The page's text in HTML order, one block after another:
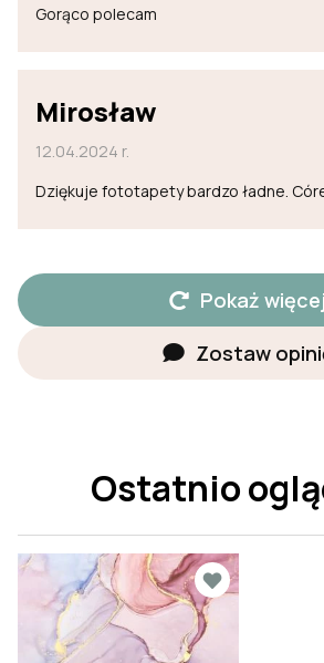
Gorąco polecam
Mirosław
12.04.2024 r.
Dziękuje fototapety bardzo ładne.
Pokaż więcej
Zostaw
Ostatnio